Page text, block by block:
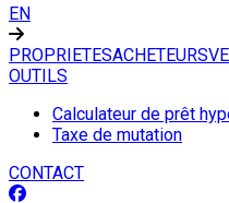
EN
PROPRIETESACHETEURS
OUTILS
Calculateur de prêt
Taxe de mutation
CONTACT